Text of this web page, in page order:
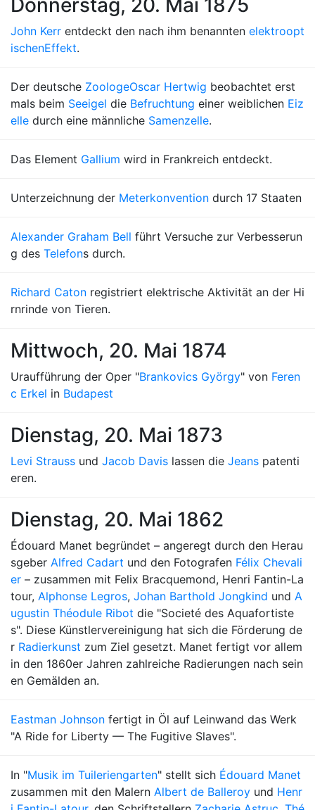
Donnerstag, 20. Mai 1875
John Kerr entdeckt den nach ihm benannten elektroopt
ischenEffekt.
Der deutsche ZoologeOscar Hertwig beobachtet erst
mals beim Seeigel die Befruchtung einer weiblichen Eiz
elle durch eine männliche Samenzelle.
Das Element Gallium wird in Frankreich entdeckt.
Unterzeichnung der Meterkonvention durch 17 Staaten
Alexander Graham Bell führt Versuche zur Verbesserun
g des Telefons durch.
Richard Caton registriert elektrische Aktivität an der Hi
rnrinde von Tieren.
Mittwoch, 20. Mai 1874
Uraufführung der Oper "Brankovics György" von Feren
c Erkel in Budapest
Dienstag, 20. Mai 1873
Levi Strauss und Jacob Davis lassen die Jeans patenti
eren.
Dienstag, 20. Mai 1862
Édouard Manet begründet – angeregt durch den Herau
sgeber Alfred Cadart und den Fotografen Félix Chevali
er – zusammen mit Felix Bracquemond, Henri Fantin-La
tour, Alphonse Legros, Johan Barthold Jongkind und A
ugustin Théodule Ribot die "Societé des Aquafortiste
s". Diese Künstlervereinigung hat sich die Förderung de
r Radierkunst zum Ziel gesetzt. Manet fertigt vor allem
in den 1860er Jahren zahlreiche Radierungen nach sein
en Gemälden an.
Eastman Johnson fertigt in Öl auf Leinwand das Werk
"A Ride for Liberty — The Fugitive Slaves".
In "Musik im Tuileriengarten" stellt sich Édouard Manet
zusammen mit den Malern Albert de Balleroy und Henr